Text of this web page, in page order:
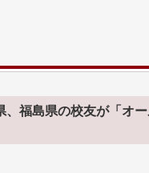
福島県の校友が「オ